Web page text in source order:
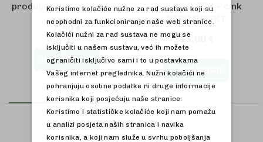
produljenim djelovanjem
7,90 €
U KOŠARICU
Vitamin C 750 + cink
DEPO DIREKT
15,00 €
U KOŠARICU
Koristimo kolačiće nužne za rad sustava koji su
neophodni za funkcioniranje naše web stranice.
Kolačići nužni za rad sustava ne mogu se
isključiti u našem sustavu, već ih možete
ograničiti isključivo sami i to u postavkama
Vašeg internet preglednika. Nužni kolačići ne
pohranjuju osobne podatke ni druge informacije
korisnika koji posjećuju naše stranice.
Koristimo i statističke kolačiće koji nam pomažu
u analizi posjeta naših stranica i navika
korisnika, a koji nam služe u svrhu poboljšanja